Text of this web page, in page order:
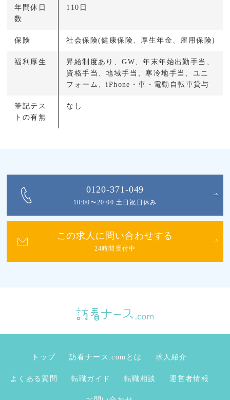
年間休日
数
110日
保険 社会保険(健康保険、厚生年金、雇用保険)
福利厚生
昇給制度あり、GW、年末年始出勤手当、
資格手当、地域手当、寒冷地手当、ユニ
フォーム、iPhone・車・電動自転車貸与
筆記テス
トの有無
なし
0120-371-049
10:00〜20:00 土日祝日休み
この求人に問い合わせする
24時間受付中
トップ 訪看ナース.comとは 求人紹介
よくある質問 転職ガイド 転職相談 運営者情報